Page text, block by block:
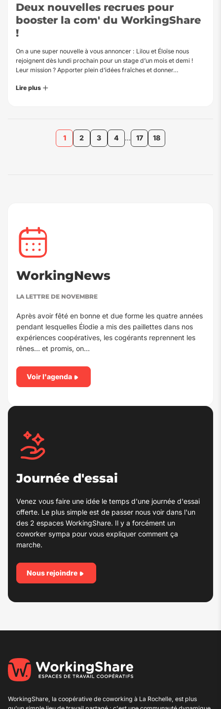
Deux nouvelles recrues pour
booster la com' du WorkingShare
!
On a une super nouvelle à vous annoncer : Lilou et Éloïse nous
rejoignent dès lundi prochain pour un stage d’un mois et demi !
Leur mission ? Apporter plein d’idées fraîches et donner…
Lire plus
Première page
Précédent
1 2 3 4 … 17
18
Suivant
Dernière page
WorkingNews
LA LETTRE DE NOVEMBRE
Après avoir fêté en bonne et due forme les quatre années
pendant lesquelles Élodie a mis des paillettes dans nos
expériences coopératives, les cogérants reprennent les
rênes… et promis, on…
Voir l'agenda
Journée d'essai
Venez vous faire une idée le temps d'une journée d'essai
offerte. Le plus simple est de passer nous voir dans l'un
des 2 espaces WorkingShare. Il y a forcément un
coworker sympa pour vous expliquer comment ça
marche.
Nous rejoindre
WorkingShare, la coopérative de coworking à La Rochelle, est plus